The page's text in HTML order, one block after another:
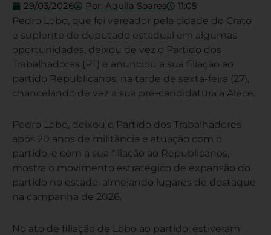
29/03/2026 Por: Aquila Soares 11:05
Pedro Lobo, que foi vereador pela cidade do Crato
e suplente de deputado estadual em algumas
oportunidades, deixou de vez o Partido dos
Trabalhadores (PT) e anunciou a sua filiação ao
partido Republicanos, na tarde de sexta-feira (27),
chancelando de vez a sua pré-candidatura a Alece.
Pedro Lobo, deixou o Partido dos Trabalhadores
após 20 anos de militância e atuação com o
partido, e com a sua filiação ao Republicanos,
mostra o movimento estratégico de expansão do
partido no estado, almejando lugares de destaque
na campanha de 2026.
No ato de filiação de Lobo ao partido, estiveram